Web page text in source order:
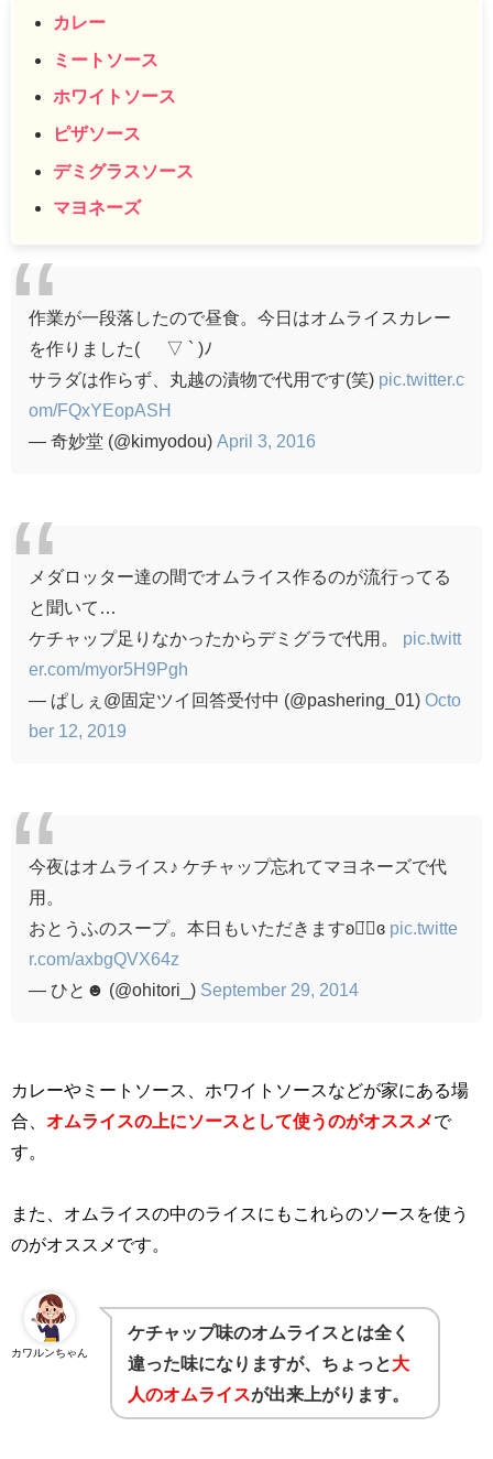
カレー
ミートソース
ホワイトソース
ピザソース
デミグラスソース
マヨネーズ
作業が一段落したので昼食。今日はオムライスカレー
を作りました( ´ ▽ ` )ﾉ
サラダは作らず、丸越の漬物で代用です(笑) pic.twitter.c
om/FQxYEopASH
— 奇妙堂 (@kimyodou) April 3, 2016
メダロッター達の間でオムライス作るのが流行ってる
と聞いて…
ケチャップ足りなかったからデミグラで代用。 pic.twitt
er.com/myor5H9Pgh
— ぱしぇ@固定ツイ回答受付中 (@pashering_01) Octo
ber 12, 2019
今夜はオムライス♪ ケチャップ忘れてマヨネーズで代
用。
おとうふのスープ。本日もいただきますʚ◡̈⃝ɞ pic.twitte
r.com/axbgQVX64z
— ひと☻ (@ohitori_) September 29, 2014
カレーやミートソース、ホワイトソースなどが家にある場
合、 オムライスの上にソースとして使うのがオススメで
す。
また、オムライスの中のライスにもこれらのソースを使う
のがオススメです。
カワルンちゃん
ケチャップ味のオムライスとは全く
違った味になりますが、ちょっと大
人のオムライスが出来上がります。